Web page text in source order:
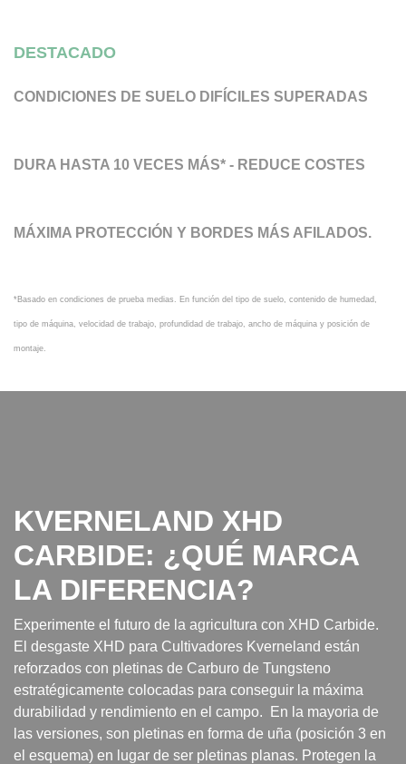
DESTACADO
CONDICIONES DE SUELO DIFÍCILES SUPERADAS
DURA HASTA 10 VECES MÁS* - REDUCE COSTES
MÁXIMA PROTECCIÓN Y BORDES MÁS AFILADOS.
*Basado en condiciones de prueba medias. En función del tipo de suelo, contenido de humedad,
tipo de máquina, velocidad de trabajo, profundidad de trabajo, ancho de máquina y posición de
montaje.
KVERNELAND XHD
CARBIDE: ¿QUÉ MARCA
LA DIFERENCIA?
Experimente el futuro de la agricultura con XHD Carbide.
El desgaste XHD para Cultivadores Kverneland están
reforzados con pletinas de Carburo de Tungsteno
estratégicamente colocadas para conseguir la máxima
durabilidad y rendimiento en el campo. En la mayoria de
las versiones, son pletinas en forma de uña (posición 3 en
el esquema) en lugar de ser pletinas planas. Protegen la